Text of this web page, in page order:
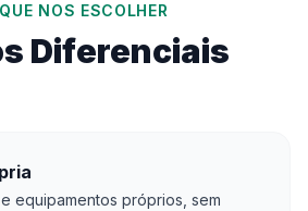
NOS ESCOLHER
Diferenciais
equipamentos próprios, sem